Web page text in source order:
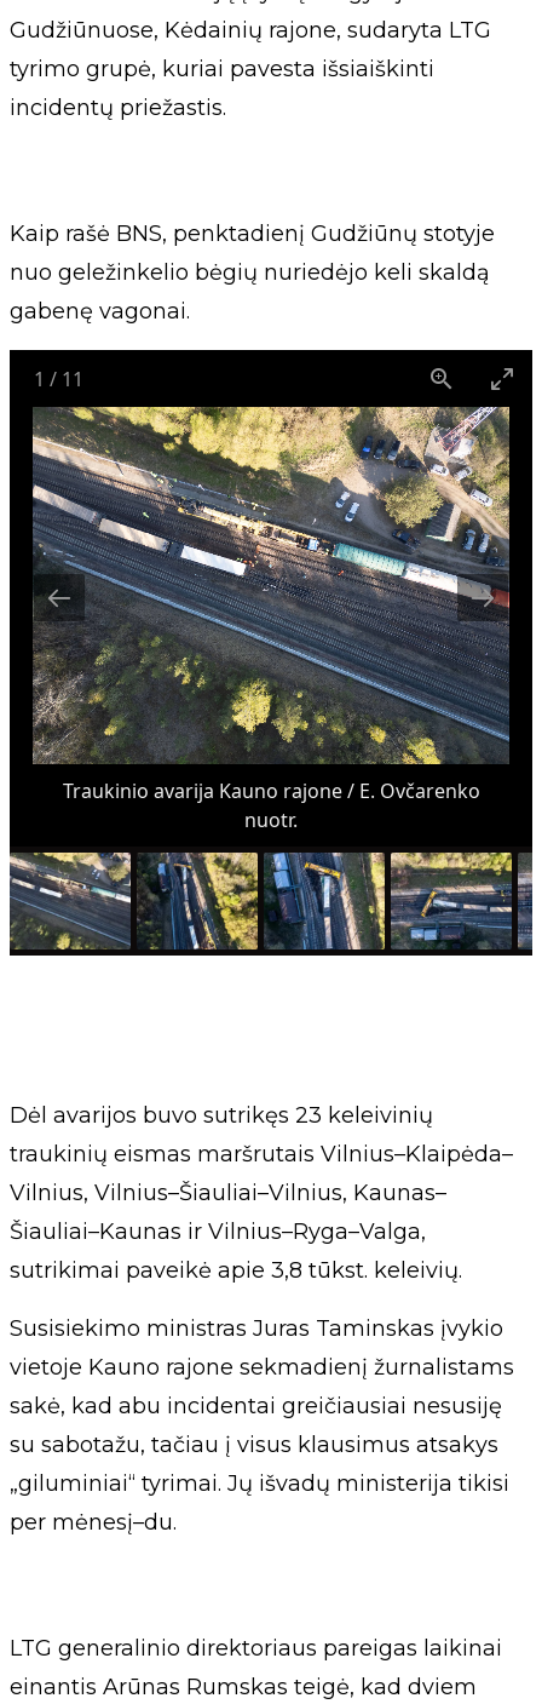
Gudžiūnuose, Kėdainių rajone, sudaryta LTG
tyrimo grupė, kuriai pavesta išsiaiškinti
incidentų priežastis.
Kaip rašė BNS, penktadienį Gudžiūnų stotyje
nuo geležinkelio bėgių nuriedėjo keli skaldą
gabenę vagonai.
1 / 11
Traukinio avarija Kauno rajone / E. Ovčarenko
nuotr.
Dėl avarijos buvo sutrikęs 23 keleivinių
traukinių eismas maršrutais Vilnius–Klaipėda–
Vilnius, Vilnius–Šiauliai–Vilnius, Kaunas–
Šiauliai–Kaunas ir Vilnius–Ryga–Valga,
sutrikimai paveikė apie 3,8 tūkst. keleivių.
Susisiekimo ministras Juras Taminskas įvykio
vietoje Kauno rajone sekmadienį žurnalistams
sakė, kad abu incidentai greičiausiai nesusiję
su sabotažu, tačiau į visus klausimus atsakys
„giluminiai“ tyrimai. Jų išvadų ministerija tikisi
per mėnesį–du.
LTG generalinio direktoriaus pareigas laikinai
einantis Arūnas Rumskas teigė, kad dviem